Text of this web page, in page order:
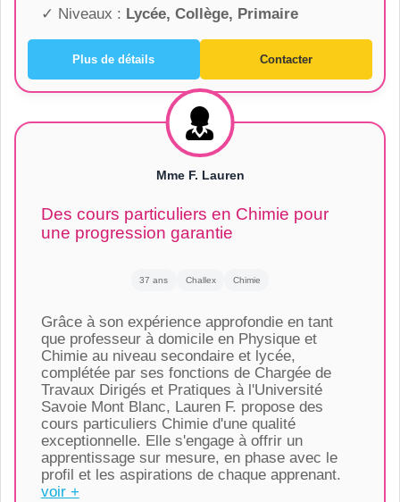
✓ Niveaux : Lycée, Collège, Primaire
Plus de détails Contacter
Mme F. Lauren
Des cours particuliers en Chimie pour
une progression garantie
37 ans Challex Chimie
Grâce à son expérience approfondie en tant
que professeur à domicile en Physique et
Chimie au niveau secondaire et lycée,
complétée par ses fonctions de Chargée de
Travaux Dirigés et Pratiques à l'Université
Savoie Mont Blanc, Lauren F. propose des
cours particuliers Chimie d'une qualité
exceptionnelle. Elle s'engage à offrir un
apprentissage sur mesure, en phase avec le
profil et les aspirations de chaque apprenant.
voir +